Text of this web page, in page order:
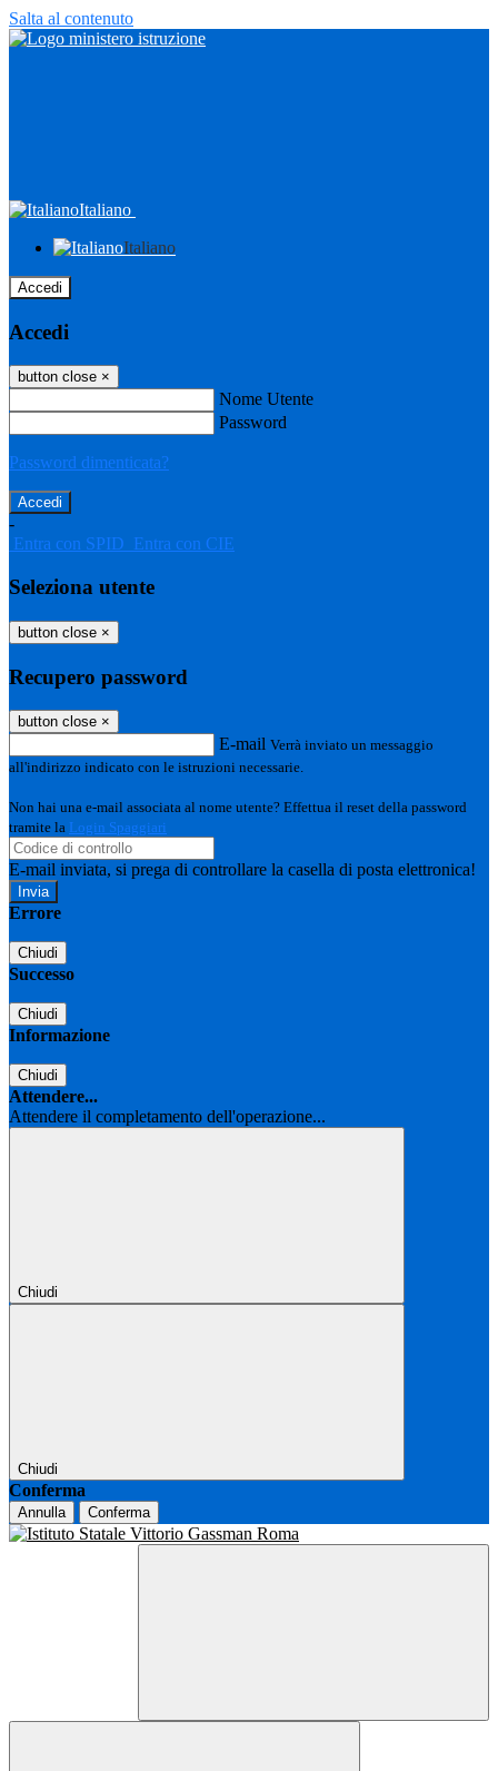
Salta al contenuto
Italiano
Italiano
Accedi
Accedi
button close ×
Nome Utente
Password
Password dimenticata?
-
Entra con SPID Entra con CIE
Seleziona utente
button close ×
Recupero password
button close ×
E-mail Verrà inviato un messaggio
all'indirizzo indicato con le istruzioni necessarie.
Non hai una e-mail associata al nome utente? Effettua il reset della password
tramite la Login Spaggiari
E-mail inviata, si prega di controllare la casella di posta elettronica!
Errore
Chiudi
Successo
Chiudi
Informazione
Chiudi
Attendere...
Attendere il completamento dell'operazione...
Chiudi
Chiudi
Conferma
Annulla Conferma